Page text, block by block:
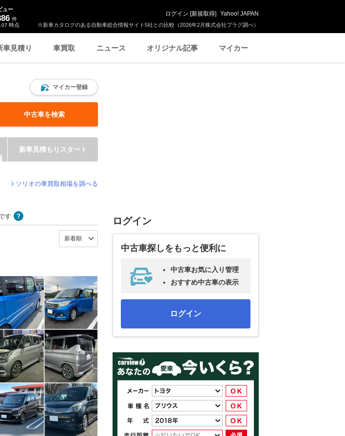
※新車カタログのある自動車総合情報サイト5社との比較（2026年2月株式会社プラグ調べ）
ュー
件
時点
ログイン [新規取得] Yahoo! JAPAN
車見積り 車買取 ニュース オリジナル記事 マイカー
マイカー登録
中古車を検索
新車見積もりスタート
ソリオの車買取相場を調べる
す ログイン
中古車探しをもっと便利に
中古車お気に入り管理
おすすめ中古車の表示
ログイン